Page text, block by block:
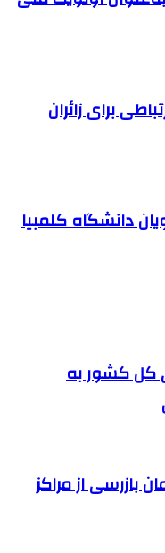
برای زائران
دانشگاه کلمبیا
کل کشور به
بازرسی از مراکز